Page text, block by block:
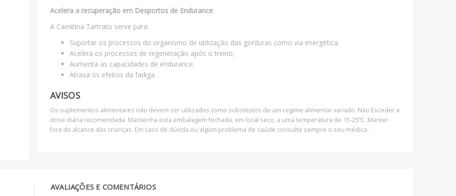
Acelera a recuperação em Desportos de Endurance
A Carnitina Tartrato serve para:
Suportar os processos do organismo de utilização das gorduras como via energética;
Acelera os processos de regeneração após o treino;
Aumenta as capacidades de endurance;
Atrasa os efeitos da fadiga.
AVISOS
Os suplementos alimentares não devem ser utilizados como substitutos de um regime alimentar variado. Não Exceder a
dose diária recomendada. Mantenha esta embalagem fechada, em local seco, a uma temperatura de 15-25ºC. Manter
fora do alcance das crianças. Em caso de dúvida ou algum problema de saúde consulte sempre o seu médico.
AVALIAÇÕES E COMENTÁRIOS